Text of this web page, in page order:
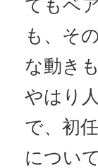
てもベ
も、そ
な動き
やはり
で、初
につい